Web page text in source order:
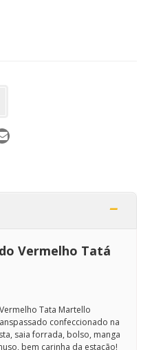
Vermelho Tatá
Tata Martello
confeccionado na
saia forrada, bolso, manga
bem carinha da estação!